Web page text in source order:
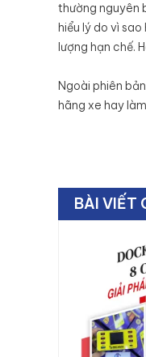
thường nguyên
hiểu lý do vì
lượng hạn chế.
Ngoài phiên
hãng xe hay
BÀI VIẾT